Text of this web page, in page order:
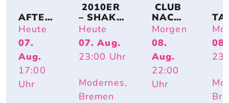
AFTER
-
WORK
-
PARTY
OPEN
AIR
Heute
07.
Aug.
17:00
Uhr
2010ER
– SHAKE
IT OFF
Heute
07. Aug.
23:00 Uhr
Modernes,
Bremen
CLUB
NACH
T
Morgen
08.
Aug.
22:00
Uhr